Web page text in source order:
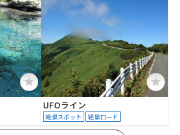
UFOライン
絶景スポット 絶景ロード